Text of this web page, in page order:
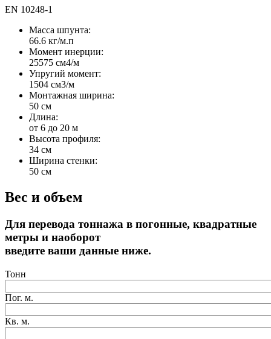
EN 10248-1
Масса шпунта:
66.6 кг/м.п
Момент инерции:
25575 cм4/м
Упругий момент:
1504 cм3/м
Монтажная ширина:
50 см
Длина:
от 6 до 20 м
Высота профиля:
34 см
Ширина стенки:
50 см
Вес и объем
Для перевода тоннажа в погонные, квадратные
метры и наоборот
введите ваши данные ниже.
Тонн
Пог. м.
Кв. м.